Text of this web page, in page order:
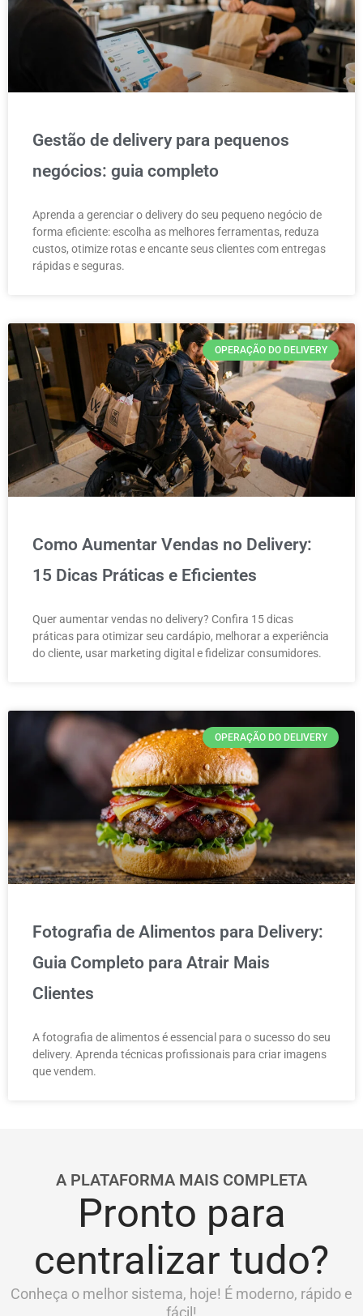
Gestão de delivery para pequenos
negócios: guia completo
Aprenda a gerenciar o delivery do seu pequeno negócio de
forma eficiente: escolha as melhores ferramentas, reduza
custos, otimize rotas e encante seus clientes com entregas
rápidas e seguras.
OPERAÇÃO DO DELIVERY
Como Aumentar Vendas no Delivery:
15 Dicas Práticas e Eficientes
Quer aumentar vendas no delivery? Confira 15 dicas
práticas para otimizar seu cardápio, melhorar a experiência
do cliente, usar marketing digital e fidelizar consumidores.
OPERAÇÃO DO DELIVERY
Fotografia de Alimentos para Delivery:
Guia Completo para Atrair Mais
Clientes
A fotografia de alimentos é essencial para o sucesso do seu
delivery. Aprenda técnicas profissionais para criar imagens
que vendem.
A PLATAFORMA MAIS COMPLETA
Pronto para
centralizar tudo?
Conheça o melhor sistema, hoje! É moderno, rápido e
fácil!